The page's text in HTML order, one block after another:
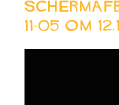
11-05 om